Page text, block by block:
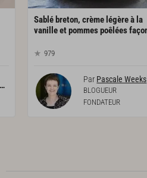
Sablé breton, crème légère à la
979
Par Pascale Weeks
BLOGUEUR
FONDATEUR